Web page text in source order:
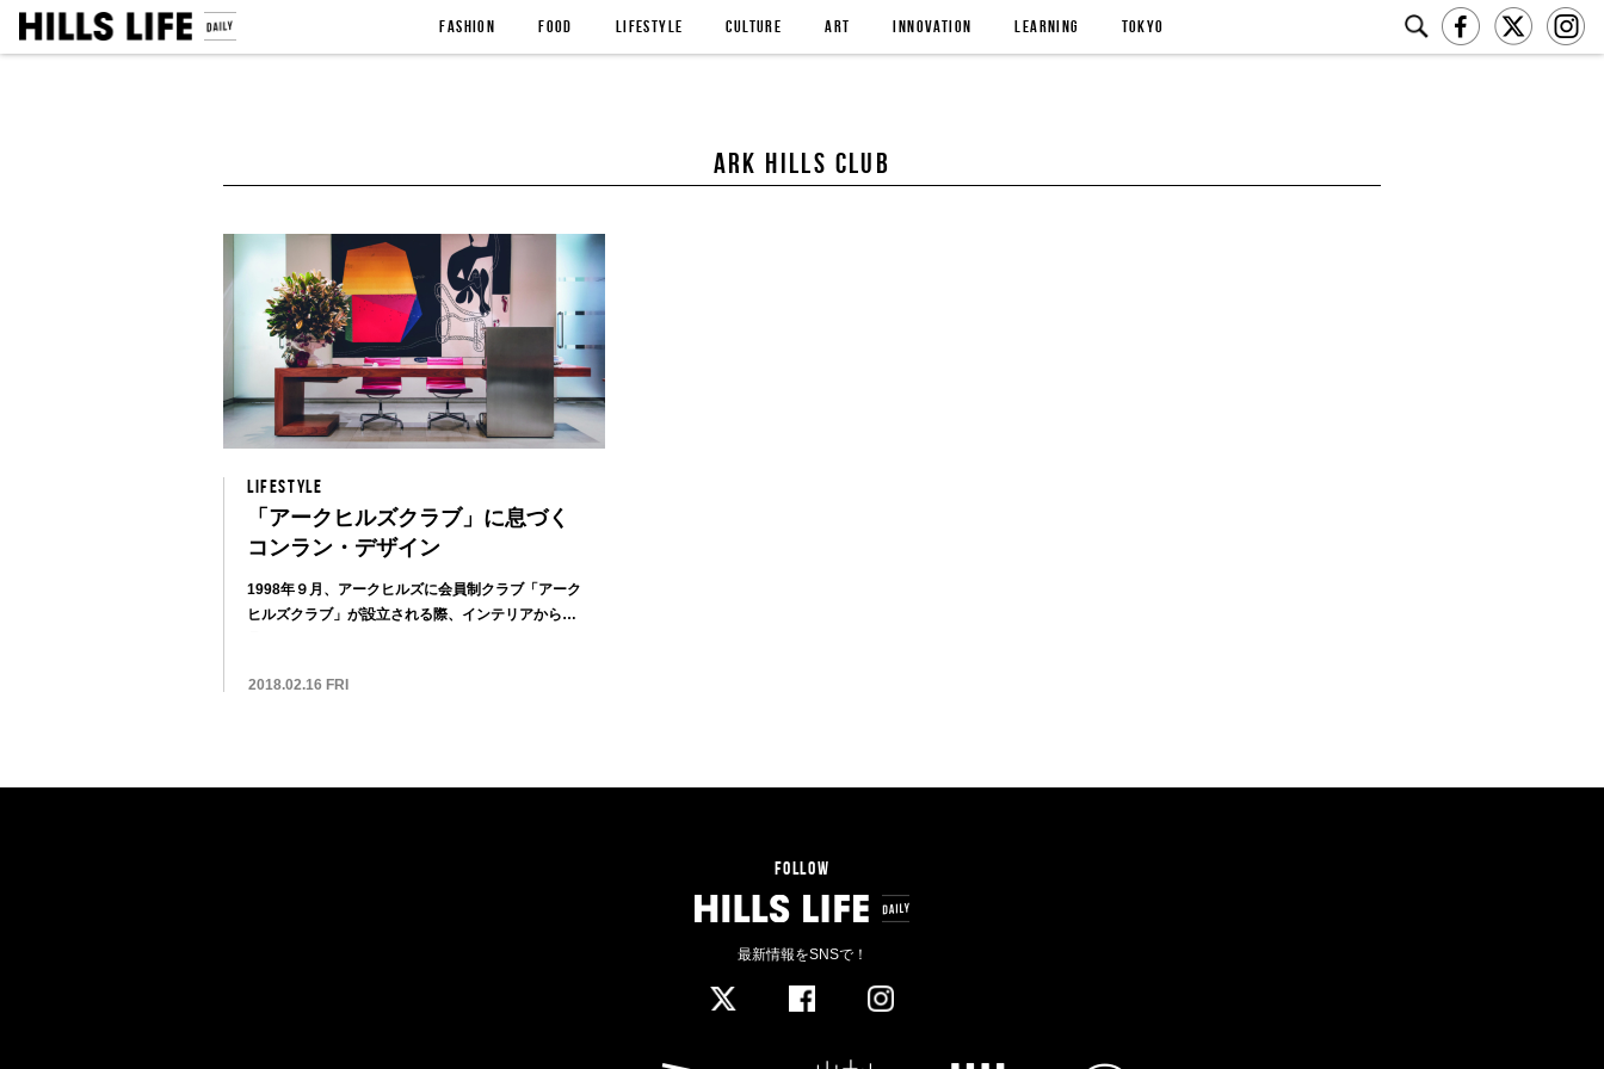
FASHION FOOD LIFESTYLE CULTURE ART INNOVATION LEARNING TOKYO
ARK HILLS CLUB
LIFESTYLE
「アークヒルズクラブ」に息づく
コンラン・デザイン
1998年９月、アークヒルズに会員制クラブ「アーク
ヒルズクラブ」が設立される際、インテリアから家
2018.02.16 FRI
FOLLOW
最新情報をSNSで！